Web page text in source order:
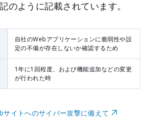
のように記載されています。
自社のWebアプリケーションに脆弱性や設
定の不備が存在しないか確認するため
1年に1回程度、および機能追加などの変更
が行われた時
サイトへのサイバー攻撃に備えて